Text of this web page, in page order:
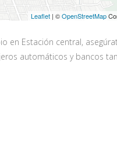
Leaflet | ©OpenStreetMap
en Estación central,
automáticos y bancos